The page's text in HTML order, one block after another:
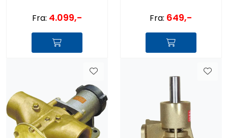
Fra: 4.099,- Fra: 649,-